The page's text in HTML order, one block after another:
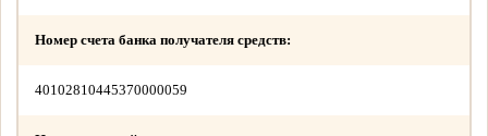
Номер счета банка получателя средств:
40102810445370000059